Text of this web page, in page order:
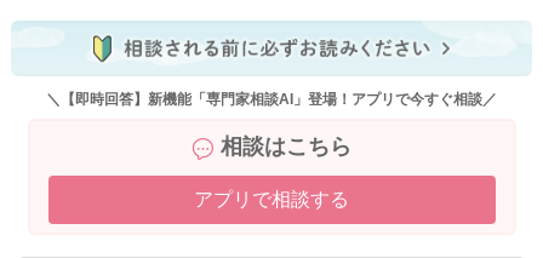
＼【即時回答】新機能「専門家相談AI」登場！アプリで今すぐ相談／
相談はこちら
アプリで相談する